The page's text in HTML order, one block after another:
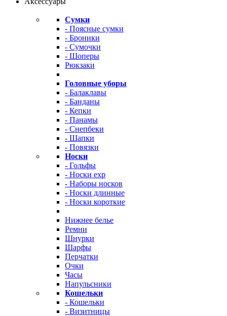
Сумки
- Поясные сумки
- Броники
- Сумочки
- Шоперы
Рюкзаки
Головные уборы
- Балаклавы
- Банданы
- Кепки
- Панамы
- Снепбеки
- Шапки
- Повязки
Носки
- Гольфы
- Носки exp
- Наборы носков
- Носки длинные
- Носки короткие
Нижнее белье
Ремни
Шнурки
Шарфы
Перчатки
Очки
Часы
Напульсники
Кошельки
- Кошельки
- Визитницы